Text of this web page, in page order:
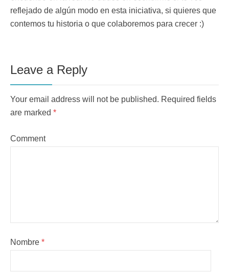
reflejado de algún modo en esta iniciativa, si quieres que
contemos tu historia o que colaboremos para crecer :)
Leave a Reply
Your email address will not be published. Required fields
are marked *
Comment
Nombre *